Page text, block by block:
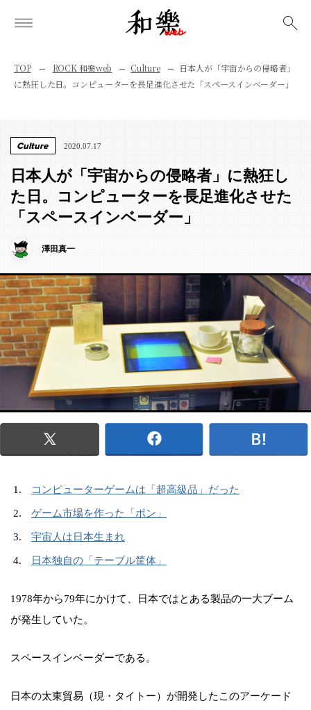
TOP ROCK 和樂web Culture
日本人が「宇宙からの侵略者」
に熱狂した日。コンピューターを長足進化させた「スペースインベーダー」
Culture 2020.07.17
日本人が「宇宙からの侵略者」に熱狂し
た日。コンピューターを長足進化させた
「スペースインベーダー」
澤田真一
コンピューターゲームは「超高級品」だった
ゲーム市場を作った「ポン」
宇宙人は日本生まれ
日本独自の「テーブル筐体」
1978年から79年にかけて、日本ではとある製品の一大ブーム
が発生していた。
スペースインベーダーである。
日本の太東貿易（現・タイトー）が開発したこのアーケード